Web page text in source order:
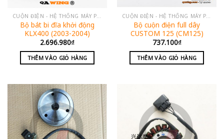
CUỘN ĐIỆN - HỆ THỐNG MÁY PHÁT
Bộ bát bi đĩa khởi động
KLX400 (2003-2004)
2.696.980₫
THÊM VÀO GIỎ HÀNG
CUỘN ĐIỆN - HỆ THỐNG MÁY PHÁT
Bộ cuộn điện full dây
CUSTOM 125 (CM125)
737.100₫
THÊM VÀO GIỎ HÀNG